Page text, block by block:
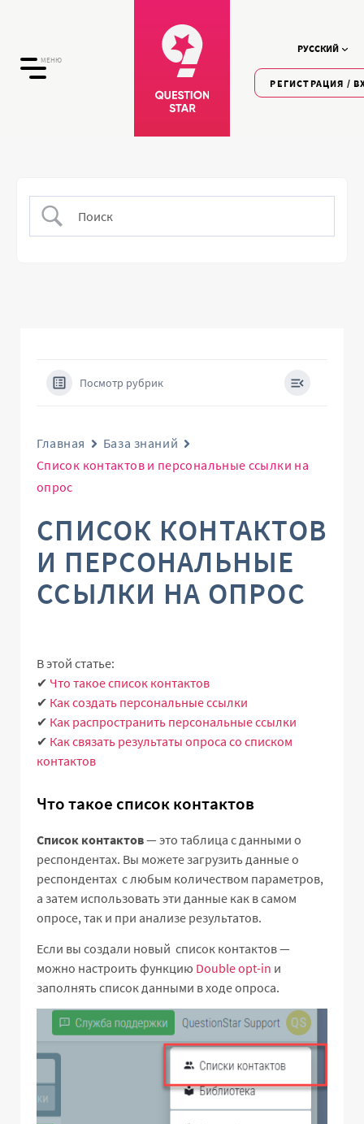
МЕНЮ
РУССКИЙ
РЕГИСТРАЦИЯ /
Посмотр рубрик
Главная
База знаний
Список контактов и персональные ссылки на
опрос
СПИСОК КОНТАКТОВ
И ПЕРСОНАЛЬНЫЕ
ССЫЛКИ НА ОПРОС
В этой статье:
✔ Что такое список контактов
✔ Как создать персональные ссылки
✔ Как распространить персональные ссылки
✔ Как связать результаты опроса со списком
контактов
Что такое список контактов
Список контактов— это таблица с данными о
респондентах. Вы можете загрузить данные о
респондентах с любым количеством параметров,
а затем использовать эти данные как в самом
опросе, так и при анализе результатов.
Если вы создали новый список контактов —
можно настроить функцию Double opt-in и
заполнять список данными в ходе опроса.